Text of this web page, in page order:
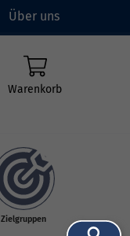
Über uns
Warenkorb
Zielgruppen